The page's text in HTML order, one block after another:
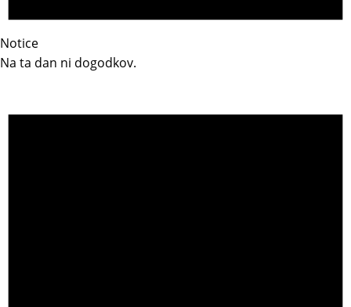
Notice
Na ta dan ni dogodkov.